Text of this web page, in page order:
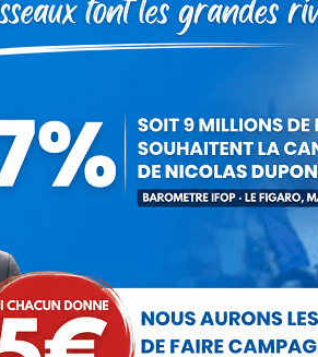
pour faute professionnelle
en vol parle code
% des autres codes de détresse. En
concomitant avec l’injection.
évalués et les professionnels de
mieux tolérer certains troubles
2 ondes électriques du cœur plus
d’atteinte cardiaque et de
pose question.